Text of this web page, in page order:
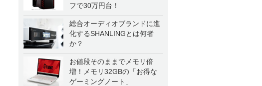
フで30万円台！
総合オーディオブランドに進
化するSHANLINGとは何者
か？
お値段そのままでメモリ倍
増！メモリ32GBの「お得な
ゲーミングノート」